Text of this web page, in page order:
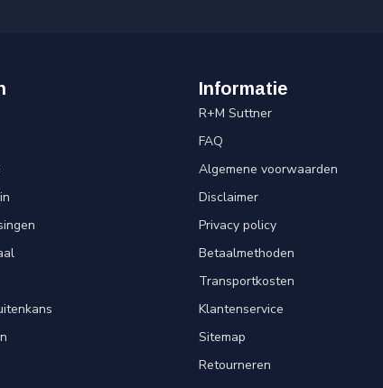
Informatie
R+M Suttner
FAQ
Algemene voorwaarden
Disclaimer
Privacy policy
Betaalmethoden
Transportkosten
Klantenservice
Sitemap
Retourneren